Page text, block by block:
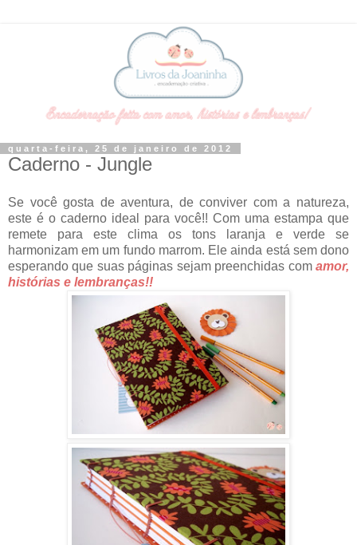
quarta-feira, 25 de janeiro de 2012
Caderno - Jungle
Se você gosta de aventura, de conviver com a natureza,
este é o caderno ideal para você!! Com uma estampa que
remete para este clima os tons laranja e verde se
harmonizam em um fundo marrom. Ele ainda está sem dono
esperando que suas páginas sejam preenchidas com amor,
histórias e lembranças!!